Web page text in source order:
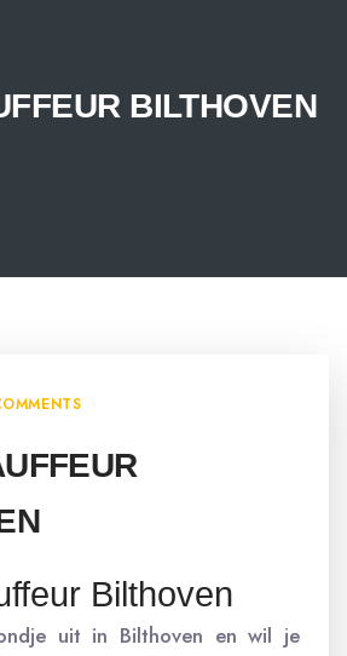
BILTHOVEN
Bilthoven
uit in Bilthoven en wil je